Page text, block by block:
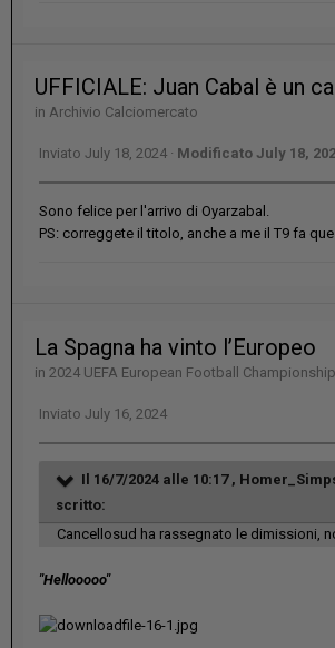
in Archivio Calciomercato
Inviato July 18, 2024 · Modificato July 18,
Sono felice per l'arrivo di Oyarzabal.
PS: correggete il titolo, anche a me il T9 fa
La Spagna ha vinto l’Europeo
in 2024 UEFA European Football Championship
Inviato July 16, 2024
Il 16/7/2024 alle 10:17 ,
scritto:
Cancellosud ha rassegnato le dimissioni,
"Hellooooo"